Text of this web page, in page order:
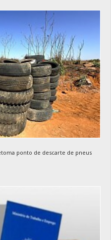
ponto de descarte de pneus